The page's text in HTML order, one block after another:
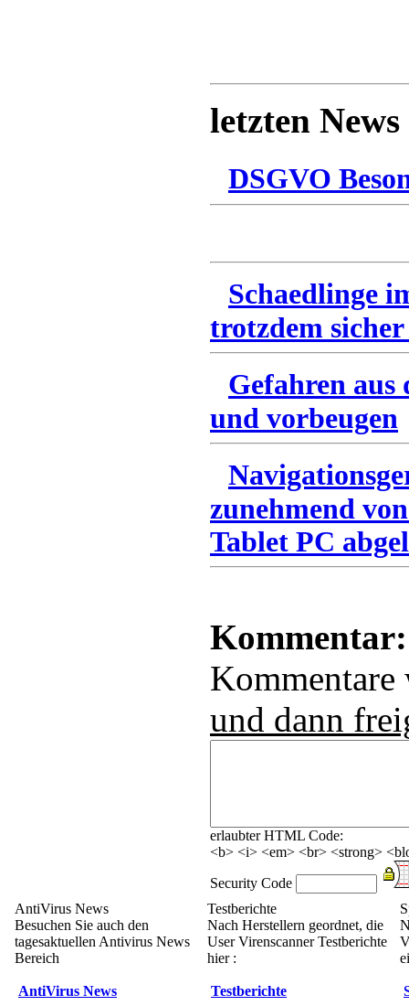
letzten News
DSGVO
Schaedlinge
trotzdem
Gefahren
und vorbeugen
zunehmend
Tablet PC
Kommentar:
und dann
erlaubter HTML Code:
<b> <i> <em> <br> <strong>
Security Code
AntiVirus News
Besuchen Sie auch den
tagesaktuellen Antivirus News
Bereich
AntiVirus News
Testberichte
Nach Herstellern geordnet, die
User Virenscanner Testberichte
hier :
Testberichte